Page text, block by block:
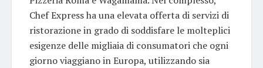
Chef Express ha una elevata offerta di servizi di
ristorazione in grado di soddisfare le molteplici
esigenze delle migliaia di consumatori che ogni
giorno viaggiano in Europa, utilizzando sia